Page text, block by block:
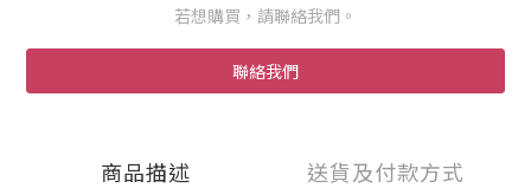
若想購買，請聯絡我們。
聯絡我們
商品描述 送貨及付款方式